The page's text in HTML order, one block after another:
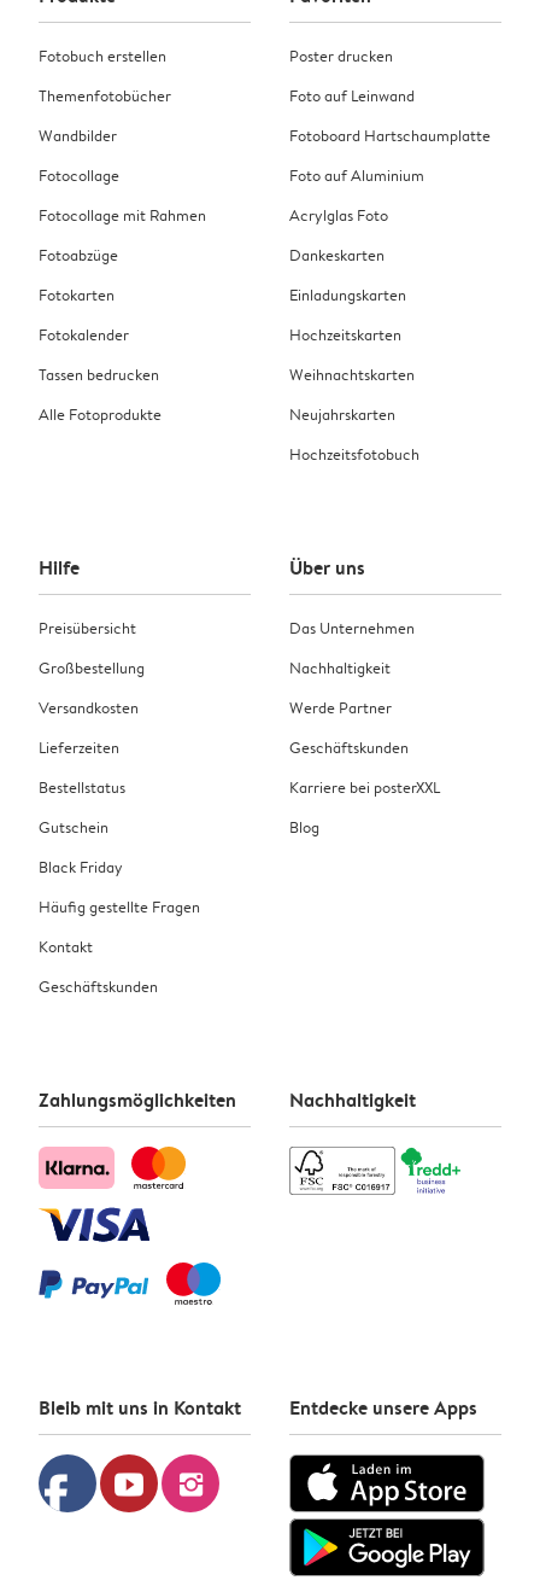
Fotobuch erstellen
Themenfotobücher
Wandbilder
Fotocollage
Fotocollage mit Rahmen
Fotoabzüge
Fotokarten
Fotokalender
Tassen bedrucken
Alle Fotoprodukte
Poster drucken
Foto auf Leinwand
Fotoboard Hartschaumplatte
Foto auf Aluminium
Acrylglas Foto
Dankeskarten
Einladungskarten
Hochzeitskarten
Weihnachtskarten
Neujahrskarten
Hochzeitsfotobuch
Hilfe
Preisübersicht
Großbestellung
Versandkosten
Lieferzeiten
Bestellstatus
Gutschein
Black Friday
Häufig gestellte Fragen
Kontakt
Geschäftskunden
Über uns
Das Unternehmen
Nachhaltigkeit
Werde Partner
Geschäftskunden
Karriere bei posterXXL
Blog
Zahlungsmöglichkeiten Nachhaltigkeit
Bleib mit uns in Kontakt
facebook youtube instagram
Entdecke unsere Apps